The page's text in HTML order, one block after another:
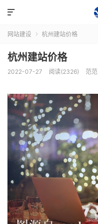

网站建设  杭州建站价格
杭州建站价格
2022-07-27 阅读(2326) 范范